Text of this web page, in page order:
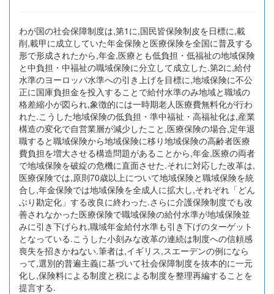
わが国の社会保障制度は,第1に,国民皆保険制皮を日標に,載
削,載甲に成立していた年金保険と医療保険を全国に普及する
形で形成されたから,年金,医療とも低負担・低福祉の地域保険
と中負担・中福祉の職域保険に分立して成立した.第2に,給付
水準のヨーロッパ水準への引き上げを目標に,地域保険に不公
正に国庫負担金を投入することで給付水準のみ地域と職域の
格差縮小が図られ,象徴的には一時期老人医療費無料化が行わ
れた.こうした地域保険の低負担・準中福祉・高福祉化は,産業
構造の変化で自営業層が減少したこと,医療保険の場合,定年退
職すると職域保険から地域保険に移り地域保険の高齢者医療
費負担を増大させる構造問題があることから,年金,医療の両者
で地域保険を破綻の危機に直面させた.それに対応した改革は,
医療保険では,原則70歳以上について地域保険と職域保険を統
合し,年金保険では地域保険を全成人に拡大し,それぞれ「どん
ぶり勘定化」する改良に終わった.さらに介護保険制度でも改
善されなかった医療保険で職域保険の給付水準が地域保険並
みに引き下げられ,職域年金給付水準も引き下げのターゲット
となっている.こうした小刻みな改革の連続は制度への信頼感
喪失を招きかねない.筆者は,イギリス,スエーデンの例になら
って,選別的普遍主義に基づいて社会保障制度を抜本的に一元
化し,保険料による制度と税による制度を整理再編することを
提言する.